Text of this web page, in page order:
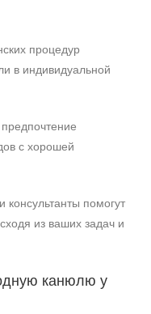
процедур
в индивидуальной
с хорошей
помогут
из ваших задач и
канюлю у